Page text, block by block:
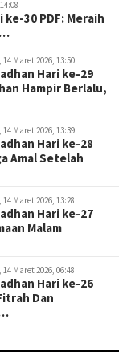
3 Judul
Menyambut
1448 H / 2026 M
30 PDF: Meraih
Maret 2026, 13:50
Hari ke-29
Hampir Berlalu,
Maret 2026, 13:39
Hari ke-28
Amal Setelah
Maret 2026, 13:28
Hari ke-27
Malam
Maret 2026, 06:48
Hari ke-26
Dan